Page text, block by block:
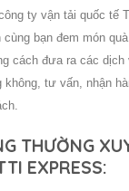
ty vận tải quốc tế
cùng bạn đem món
cách đưa ra các
tư vấn, nhận
THƯỜNG
EXPRESS: